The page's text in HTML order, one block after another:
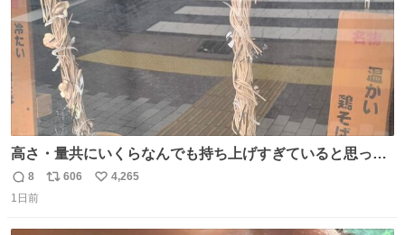
高さ・量共にいくらなんでも持ち上げすぎていると思って
撮影した写真
返
信
8
リ
606
い
4,265
1日前